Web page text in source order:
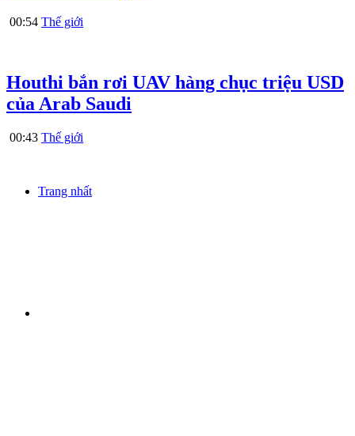
00:54 Thế giới
Houthi bắn rơi UAV hàng chục triệu USD
của Arab Saudi
00:43 Thế giới
Trang nhất